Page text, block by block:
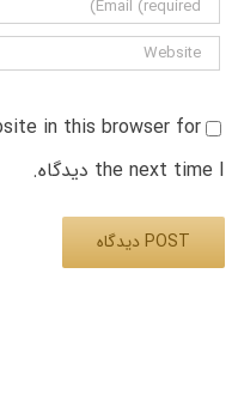
in this browser for
the next time I دیدگاه.